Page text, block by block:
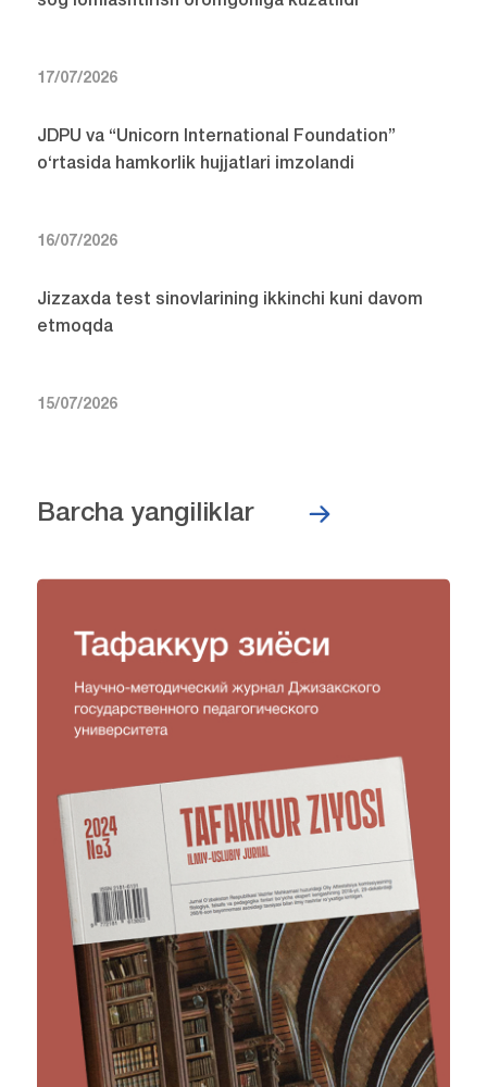
17/07/2026
JDPU va “Unicorn International Foundation”
o‘rtasida hamkorlik hujjatlari imzolandi
16/07/2026
Jizzaxda test sinovlarining ikkinchi kuni davom
etmoqda
15/07/2026
Barcha yangiliklar